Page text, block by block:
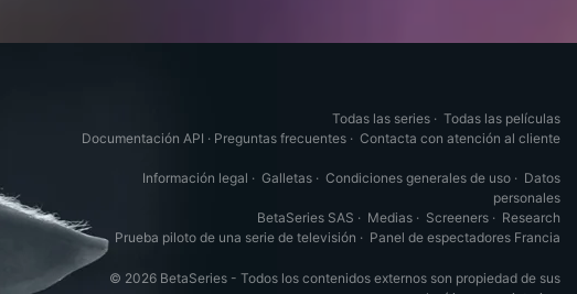
Todas las series · Todas las películas
Documentación API · Preguntas frecuentes · Contacta con atención al cliente
Información legal · Galletas · Condiciones generales de uso · Datos
personales
BetaSeries SAS · Medias · Screeners · Research
Prueba piloto de una serie de televisión · Panel de espectadores Francia
© 2026 BetaSeries - Todos los contenidos externos son propiedad de sus